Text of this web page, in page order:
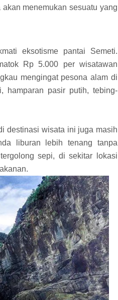
menemukan sesuatu yang
eksotisme pantai Semeti.
Rp 5.000 per wisatawan
mengingat pesona alam di
hamparan pasir putih, tebing-
destinasi wisata ini juga masih
liburan lebih tenang tanpa
sepi, di sekitar lokasi